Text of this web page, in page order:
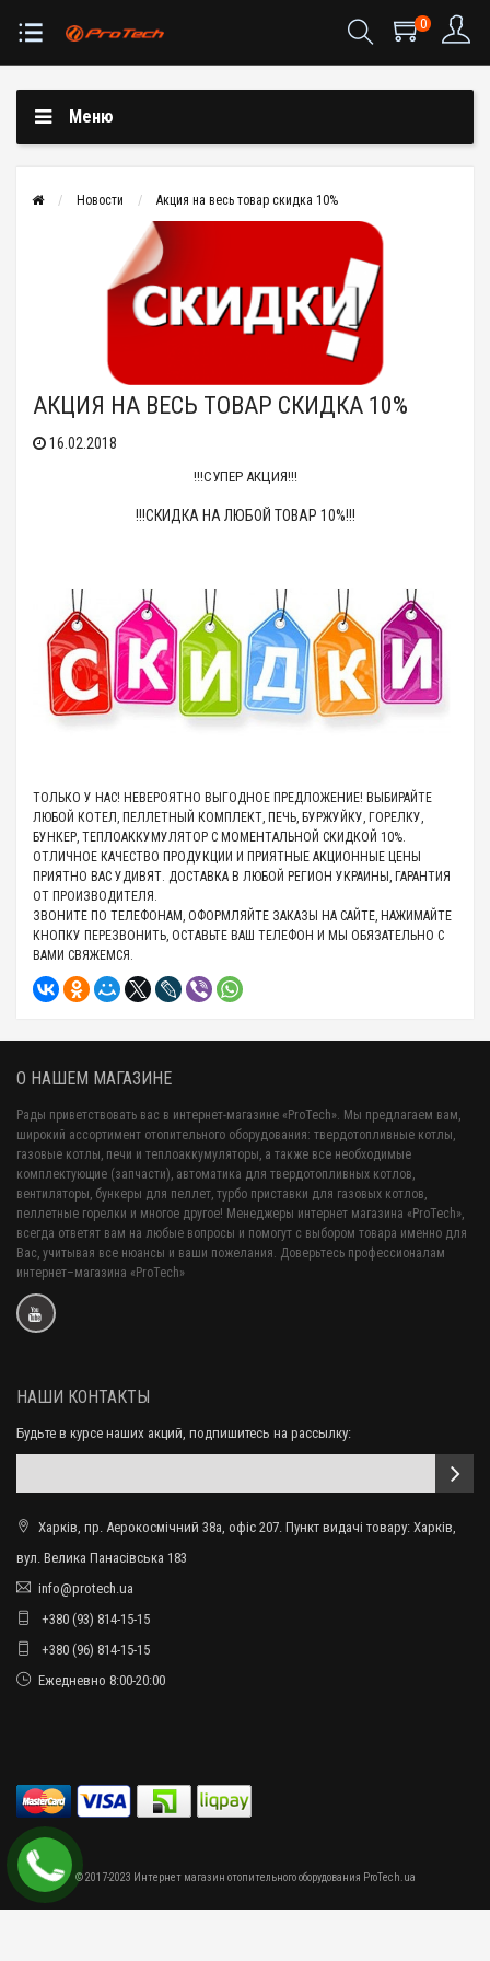
0
Меню
Новости Акция на весь товар скидка 10%
АКЦИЯ НА ВЕСЬ ТОВАР СКИДКА 10%
16.02.2018
!!!СУПЕР АКЦИЯ!!!
!!!СКИДКА НА ЛЮБОЙ ТОВАР 10%!!!
ТОЛЬКО У НАС! НЕВЕРОЯТНО ВЫГОДНОЕ ПРЕДЛОЖЕНИЕ! ВЫБИРАЙТЕ
ЛЮБОЙ КОТЕЛ, ПЕЛЛЕТНЫЙ КОМПЛЕКТ, ПЕЧЬ, БУРЖУЙКУ, ГОРЕЛКУ,
БУНКЕР, ТЕПЛОАККУМУЛЯТОР С МОМЕНТАЛЬНОЙ СКИДКОЙ 10%.
ОТЛИЧНОЕ КАЧЕСТВО ПРОДУКЦИИ И ПРИЯТНЫЕ АКЦИОННЫЕ ЦЕНЫ
ПРИЯТНО ВАС УДИВЯТ. ДОСТАВКА В ЛЮБОЙ РЕГИОН УКРАИНЫ, ГАРАНТИЯ
ОТ ПРОИЗВОДИТЕЛЯ.
ЗВОНИТЕ ПО ТЕЛЕФОНАМ, ОФОРМЛЯЙТЕ ЗАКАЗЫ НА САЙТЕ, НАЖИМАЙТЕ
КНОПКУ ПЕРЕЗВОНИТЬ, ОСТАВЬТЕ ВАШ ТЕЛЕФОН И МЫ ОБЯЗАТЕЛЬНО С
ВАМИ СВЯЖЕМСЯ.
О НАШЕМ МАГАЗИНЕ
Рады приветствовать вас в интернет-магазине «ProTech». Мы предлагаем вам,
широкий ассортимент отопительного оборудования: твердотопливные котлы,
газовые котлы, печи и теплоаккумуляторы, а также все необходимые
комплектующие (запчасти), автоматика для твердотопливных котлов,
вентиляторы, бункеры для пеллет, турбо приставки для газовых котлов,
пеллетные горелки и многое другое! Менеджеры интернет магазина «ProTech»,
всегда ответят вам на любые вопросы и помогут с выбором товара именно для
Вас, учитывая все нюансы и ваши пожелания. Доверьтесь профессионалам
интернет–магазина «ProTech»
НАШИ КОНТАКТЫ
Будьте в курсе наших акций, подпишитесь на рассылку:
Харків, пр. Аерокосмічний 38а, офіс 207. Пункт видачі товару: Харків,
вул. Велика Панасівська 183
info@protech.ua
+380 (93) 814-15-15
+380 (96) 814-15-15
Ежедневно 8:00-20:00
© 2017-2023 Интернет магазин отопительного оборудования ProTech.ua